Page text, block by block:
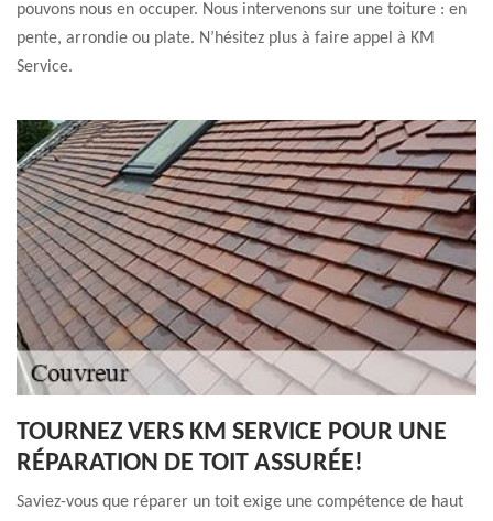
pouvons nous en occuper. Nous intervenons sur une toiture : en
pente, arrondie ou plate. N’hésitez plus à faire appel à KM
Service.
TOURNEZ VERS KM SERVICE POUR UNE
RÉPARATION DE TOIT ASSURÉE!
Saviez-vous que réparer un toit exige une compétence de haut